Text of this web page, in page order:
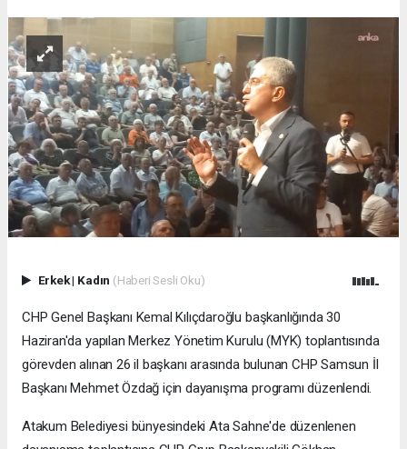
Erkek| Kadın (Haberi Sesli Oku)
CHP Genel Başkanı Kemal Kılıçdaroğlu başkanlığında 30
Haziran'da yapılan Merkez Yönetim Kurulu (MYK) toplantısında
görevden alınan 26 il başkanı arasında bulunan CHP Samsun İl
Başkanı Mehmet Özdağ için dayanışma programı düzenlendi.
Atakum Belediyesi bünyesindeki Ata Sahne'de düzenlenen